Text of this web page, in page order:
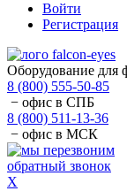
Войти
Регистрация
Оборудование для
8 (800) 555-50-85
− офис в СПБ
8 (800) 511-13-36
− офис в МСК
обратный звонок
X